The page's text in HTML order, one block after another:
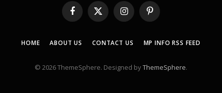
Facebook
X
(Twitter)
InstagramPinterest
HOME ABOUT US CONTACT US MP INFO RSS FEED
© 2026 ThemeSphere. Designed byThemeSphere.